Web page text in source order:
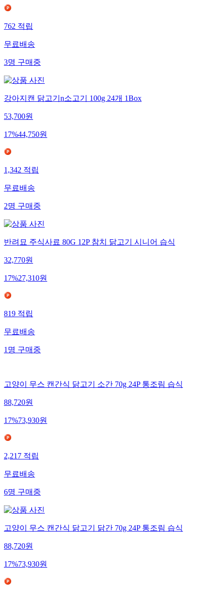
762적립
무료배송
3명구매중
강아지캔 닭고기n소고기 100g 24개 1Box
53,700원
17%44,750원
1,342적립
무료배송
2명구매중
반려묘 주식사료 80G 12P 참치 닭고기 시니어 습식
32,770원
17%27,310원
819적립
무료배송
1명구매중
고양이 무스 캔간식 닭고기 소간 70g 24P 통조림 습식
88,720원
17%73,930원
2,217적립
무료배송
6명구매중
고양이 무스 캔간식 닭고기 닭간 70g 24P 통조림 습식
88,720원
17%73,930원